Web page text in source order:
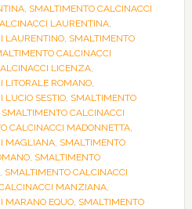
, SMALTIMENTO CALCINACCI
LAURENTINA,
LAURENTINO, SMALTIMENTO
CALCINACCI
LICENZA,
LITORALE ROMANO,
LUCIO SESTIO, SMALTIMENTO
SMALTIMENTO CALCINACCI
CALCINACCI MADONNETTA,
MAGLIANA, SMALTIMENTO
, SMALTIMENTO
, SMALTIMENTO CALCINACCI
MANZIANA,
MARANO EQUO, SMALTIMENTO